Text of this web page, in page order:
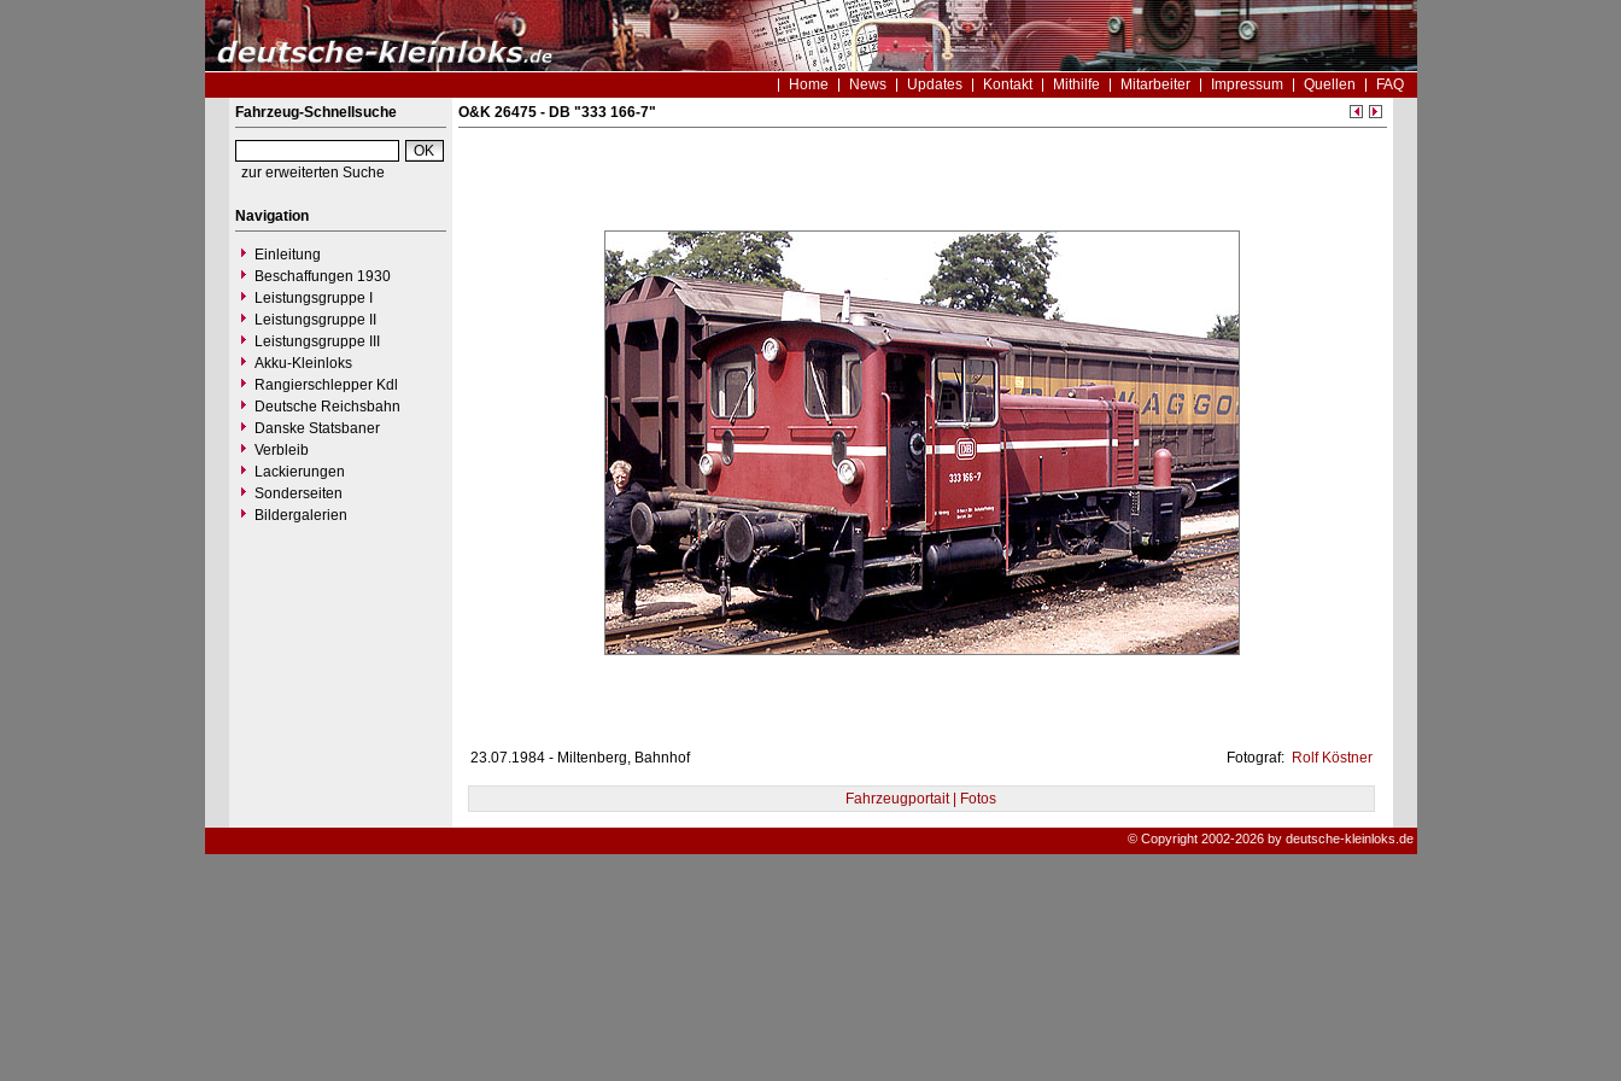
Home News Updates Kontakt Mithilfe Mitarbeiter Impressum Quellen
FAQ
Fahrzeug-Schnellsuche
zur erweiterten Suche
Navigation
Einleitung
Beschaffungen 1930
Leistungsgruppe I
Leistungsgruppe II
Leistungsgruppe III
Akku-Kleinloks
Rangierschlepper Kdl
Deutsche Reichsbahn
Danske Statsbaner
Verbleib
Lackierungen
Sonderseiten
Bildergalerien
O&K 26475 - DB "333 166-7"
23.07.1984 - Miltenberg, Bahnhof Fotograf: Rolf Köstner
Fahrzeugportait | Fotos
© Copyright 2002-2026 by deutsche-kleinloks.de